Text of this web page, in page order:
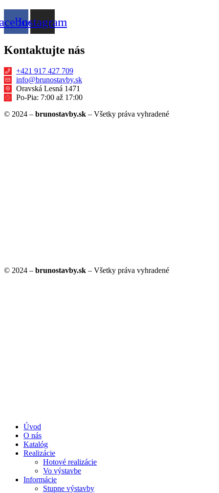
Instagram
Kontaktujte nás
+421 917 427 709
info@brunostavby.sk
Oravská Lesná 1471
Po-Pia: 7:00 až 17:00
© 2024 – brunostavby.sk – Všetky práva vyhradené
© 2024 – brunostavby.sk – Všetky práva vyhradené
Úvod
O nás
Katalóg
Realizácie
Hotové realizácie
Vo výstavbe
Informácie
Stupne výstavby